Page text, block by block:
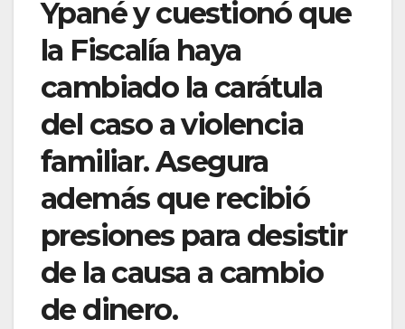
Ypané y cuestionó que
la Fiscalía haya
cambiado la carátula
del caso a violencia
familiar. Asegura
además que recibió
presiones para desistir
de la causa a cambio
de dinero.